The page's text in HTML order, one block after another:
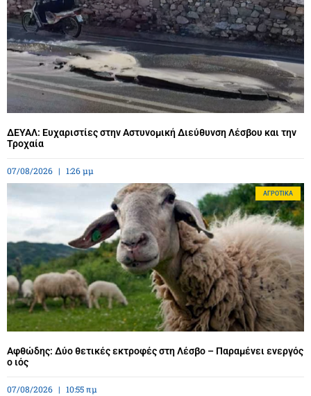
ΔΕΥΑΛ: Ευχαριστίες στην Αστυνομική Διεύθυνση Λέσβου και την
Τροχαία
07/08/2026 1:26 μμ
ΑΓΡΟΤΙΚΆ
Αφθώδης: Δύο θετικές εκτροφές στη Λέσβο – Παραμένει ενεργός
ο ιός
07/08/2026 10:55 πμ